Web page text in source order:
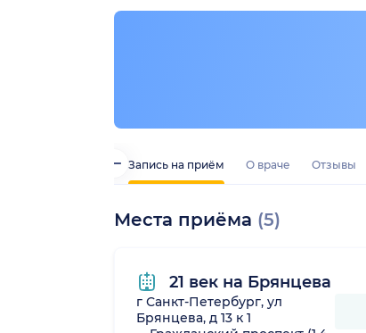
Запись на приём О враче Отзывы
Места приёма (5)
21 век на Брянцева
г Санкт-Петербург, ул
Брянцева, д 13 к 1